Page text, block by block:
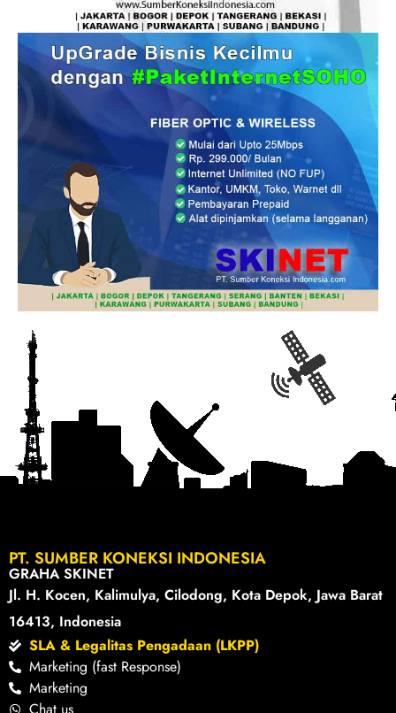
PT. SUMBER KONEKSI INDONESIA
GRAHA SKINET
Jl. H. Kocen, Kalimulya, Cilodong, Kota Depok, Jawa Barat
16413, Indonesia
SLA & Legalitas Pengadaan (LKPP)
Marketing (fast Response)
Marketing